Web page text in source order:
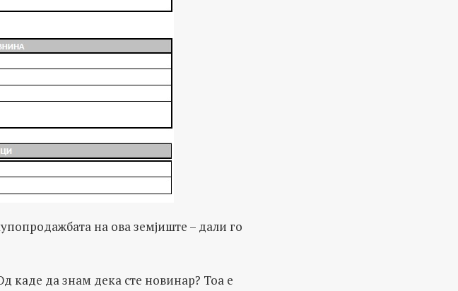
на ова земјиште – дали го
каде да знам дека сте новинар? Тоа е